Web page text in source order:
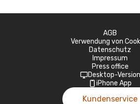
AGB
Verwendung von
Datenschutz
Impressum
Press office
Desktop-Version
iPhone App
Kundenservice